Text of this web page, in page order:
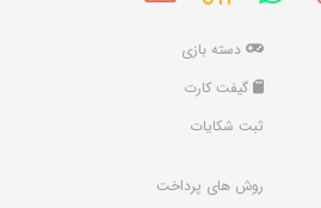
دسته بازی
گیفت کارت
ثبت شکایات
روش های پرداخت